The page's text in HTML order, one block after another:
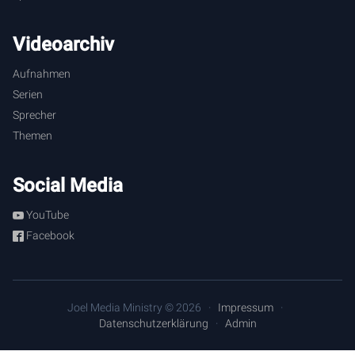
Videoarchiv
Aufnahmen
Serien
Sprecher
Themen
Social Media
YouTube
Facebook
Joel Media Ministry © 2026
Impressum
Datenschutzerklärung
Admin